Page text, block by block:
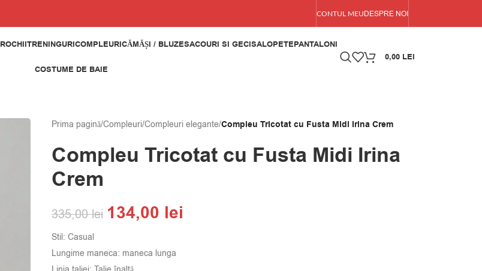
CONTUL MEUDESPRE NOI
ROCHIITRENINGURICOMPLEURICĂMĂȘI / BLUZESACOURI SI GECISALOPETEPANTALONI
COSTUME DE BAIE
0,00 LEI
Prima pagină/Compleuri/Compleuri elegante/Compleu Tricotat cu Fusta Midi Irina Crem
Compleu Tricotat cu Fusta Midi Irina
Crem
335,00lei 134,00 lei
Stil: Casual
Lungime maneca: maneca lunga